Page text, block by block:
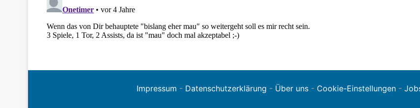
Impressum - Datenschutzerklärung - Über uns- Cookie-Einstellungen-